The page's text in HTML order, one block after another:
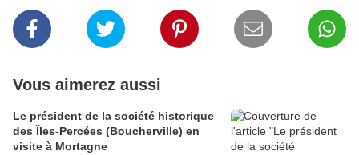
Vous aimerez aussi
Le président de la société historique
des Îles-Percées (Boucherville) en
visite à Mortagne